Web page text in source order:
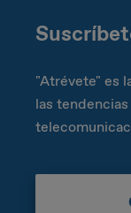
"Atrévete" es
las